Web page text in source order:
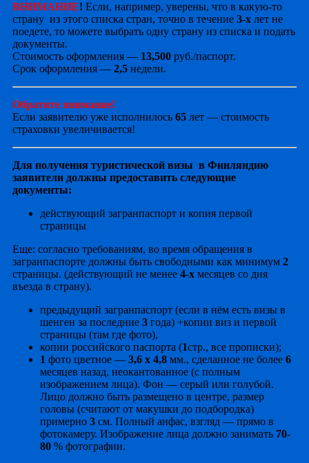
ВНИМАНИЕ! Если, например, уверены, что в какую-то
страну из этого списка стран, точно в течение 3-хлет не
поедете, то можете выбрать одну страну из списка и подать
документы.
Стоимость оформления —13,500руб./паспорт.
Срок оформления — 2,5недели.
Обратите внимание!
Если заявителю уже исполнилось65лет — стоимость
страховки увеличивается!
Для получения туристической визы в Финляндию
заявители должны предоставить следующие
документы:
действующий загранпаспорт и копия первой
страницы
Еще: согласно требованиям, во время обращения в
загранпаспорте должны быть свободными как минимум2
страницы. (действующий не менее 4-хмесяцев со дня
въезда в страну).
предыдущий загранпаспорт (если в нём есть визы в
шенген за последние3года) +копии виз и первой
страницы (там где фото),
копии российского паспорта (1стр., все прописки);
1 фото цветное — 3,6 x 4,8мм., сделанное не более 6
месяцев назад, неокантованное (с полным
изображением лица). Фон — серый или голубой.
Лицо должно быть размещено в центре, размер
головы (считают от макушки до подбородка)
примерно 3см. Полный анфас, взгляд — прямо в
фотокамеру. Изображение лица должно занимать 70-
80% фотографии.